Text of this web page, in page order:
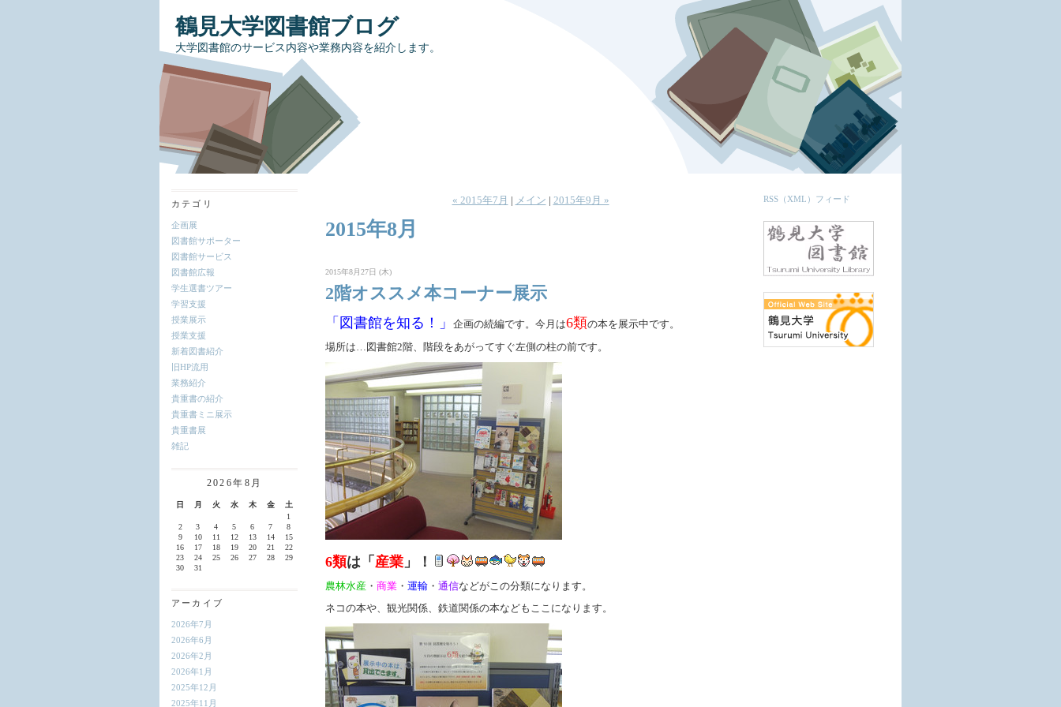
鶴見大学図書館ブログ
大学図書館のサービス内容や業務内容を紹介します。
カテゴリ
企画展
図書館サポーター
図書館サービス
図書館広報
学生選書ツアー
学習支援
授業展示
授業支援
新着図書紹介
旧HP流用
業務紹介
貴重書の紹介
貴重書ミニ展示
貴重書展
雑記
2026年8月
日 月 火 水 木 金
土
1
2
3 4 5 6 7
8
9
10 11 12 13 14
15
16
17 18 19 20 21
22
23
24 25 26 27 28
29
30
31
アーカイブ
2026年7月
2026年6月
2026年2月
2026年1月
2025年12月
2025年11月
« 2015年7月 | メイン | 2015年9月 »
2015年8月
2015年8月27日 (木)
2階オススメ本コーナー展示
「図書館を知る！」 企画の続編です。今月は6類の本を展示中です。
場所は…図書館2階、階段をあがってすぐ左側の柱の前です。
6類は「 産業 」！
農林水産 ・ 商業 ・ 運輸 ・ 通信などがこの分類になります。
ネコの本や、観光関係、鉄道関係の本などもここになります。
RSS（XML）フィード